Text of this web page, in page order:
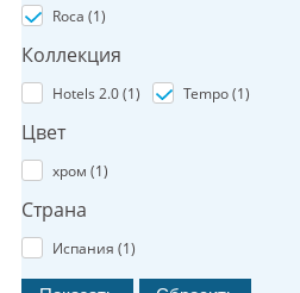
Roca (1)
Коллекция
Hotels 2.0 (1) Tempo (1)
Цвет
хром (1)
Страна
Испания (1)